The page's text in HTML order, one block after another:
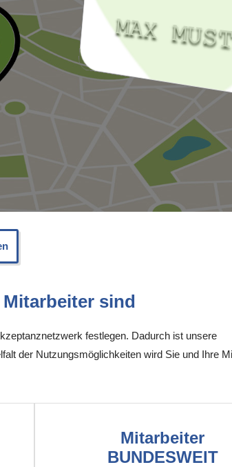
sind
festlegen. Dadurch ist unsere
der Nutzungsmöglichkeiten wird Sie und Ihre
Mitarbeiter
BUNDESWEIT